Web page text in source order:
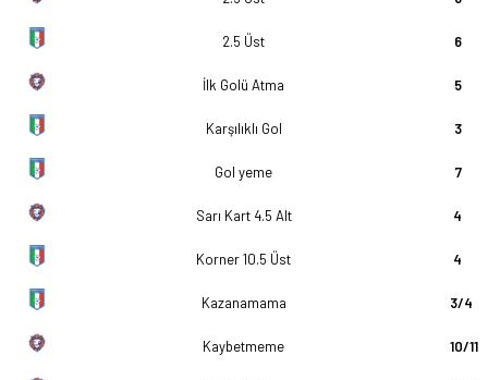
2.5 Üst 6
İlk Golü Atma 5
Karşılıklı Gol 3
Gol yeme 7
Sarı Kart 4.5 Alt 4
Korner 10.5 Üst 4
Kazanamama 3/4
Kaybetmeme 10/11